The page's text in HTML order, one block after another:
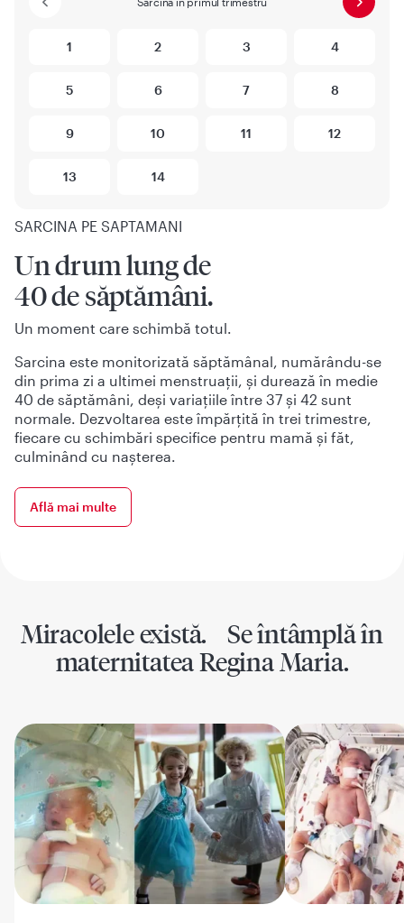
SARCINA PE SAPTAMANI
Un drum lung de
40 de săptămâni.
Un moment care schimbă totul.
Sarcina este monitorizată săptămânal, numărându-se
din prima zi a ultimei menstruații, și durează în medie
40 de săptămâni, deși variațiile între 37 și 42 sunt
normale. Dezvoltarea este împărțită în trei trimestre,
fiecare cu schimbări specifice pentru mamă și făt,
culminând cu nașterea.
Află mai multe
1 2 3 4
5 6 7 8
9 10 11 12
13 14
Miracolele există. Se întâmplă în
maternitatea Regina Maria.